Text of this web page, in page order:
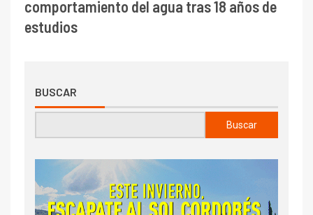
comportamiento del agua tras 18 años de
estudios
BUSCAR
Buscar